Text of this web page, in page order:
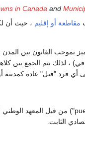
in Canada and
مقاطعة أو إقليم ، حيث أن
بموجب القانون بين
، لذلك يتم الجمع بين
أي فرد "فيل" عادة